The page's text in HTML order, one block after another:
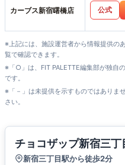
カーブス新宿曙橋店 公式
※上記には、施設運営者から情報提供の
覧で確認できます。
※「○」は、FIT PALETTE編集部が独自
です。
※「－」は未提供を示すものではありま
さい。
チョコザップ新宿三丁
新宿三丁目駅から徒歩2分